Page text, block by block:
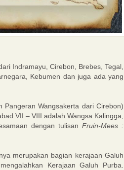
Indramayu, Cirebon, Brebes, Tegal,
Kebumen dan juga ada yang
Pangeran Wangsakerta dari Cirebon)
VII – VIII adalah Wangsa Kalingga,
dengan tulisan Fruin-Mees :
merupakan bagian kerajaan Galuh
Kerajaan Galuh Purba.